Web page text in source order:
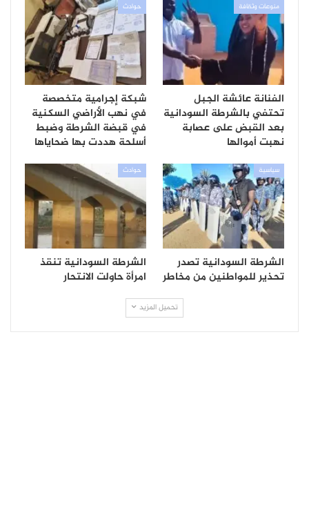
منوعات وثقافة
الفنانة عائشة الجبل
تحتفي بالشرطة السودانية
بعد القبض على عصابة
نهبت أموالها
حوادث
شبكة إجرامية متخصصة
في نهب الأراضي السكنية
في قبضة الشرطة وضبط
أسلحة هددت بها ضحاياها
سياسية
الشرطة السودانية تصدر
تحذير للمواطنين من مخاطر
حوادث
الشرطة السودانية تنقذ
امرأة حاولت الانتحار
تحميل المزيد